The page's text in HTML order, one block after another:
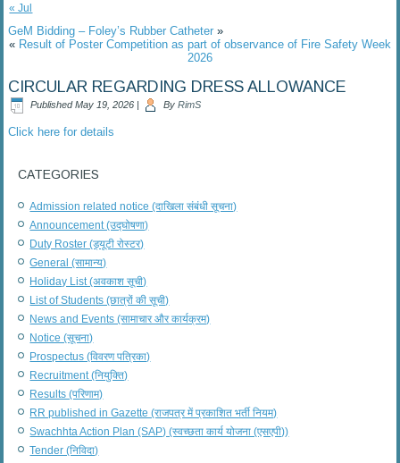
« Jul
GeM Bidding – Foley’s Rubber Catheter »
« Result of Poster Competition as part of observance of Fire Safety Week
2026
CIRCULAR REGARDING DRESS ALLOWANCE
Published May 19, 2026 | By RimS
Click here for details
CATEGORIES
Admission related notice (दाखिला संबंधी सूचना)
Announcement (उद्घोषणा)
Duty Roster (ड्यूटी रोस्टर)
General (सामान्य)
Holiday List (अवकाश सूची)
List of Students (छात्रों की सूची)
News and Events (सामाचार और कार्यक्रम)
Notice (सूचना)
Prospectus (विवरण पत्रिका)
Recruitment (नियुक्ति)
Results (परिणाम)
RR published in Gazette (राजपत्र में प्रकाशित भर्ती नियम)
Swachhta Action Plan (SAP) (स्वच्छता कार्य योजना (एसएपी))
Tender (निविदा)